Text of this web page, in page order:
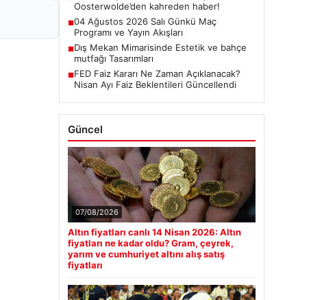
Oosterwolde’den kahreden haber!
■04 Ağustos 2026 Salı Günkü Maç
Programı ve Yayın Akışları
■Dış Mekan Mimarisinde Estetik ve bahçe
mutfağı Tasarımları
■FED Faiz Kararı Ne Zaman Açıklanacak?
Nisan Ayı Faiz Beklentileri Güncellendi
Güncel
07/08/2026
Altın fiyatları canlı 14 Nisan 2026: Altın
fiyatları ne kadar oldu? Gram, çeyrek,
yarım ve cumhuriyet altını alış satış
fiyatları